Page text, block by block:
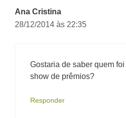
Ana Cristina
28/12/2014 às 22:35
Gostaria de saber quem
show de prêmios?
Responder